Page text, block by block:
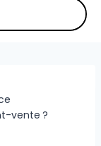
vente ?